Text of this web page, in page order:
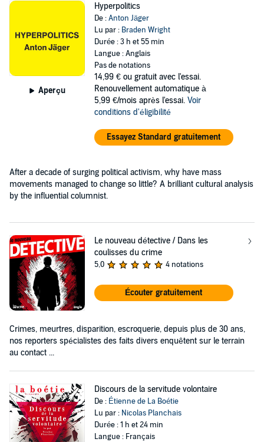
Aperçu
Hyperpolitics
De :Anton Jäger
Lu par : Braden Wright
Durée : 3 h et 55 min
Langue : Anglais
Pas de notations
14,99 € ou gratuit avec l'essai.
Renouvellement automatique à
5,99 €/mois après l'essai. Voir
conditions d'éligibilité
Essayez Standard gratuitement
After a decade of surging political activism, why have mass
movements managed to change so little? A brilliant cultural analysis
by the influential columnist.
Le nouveau détective / Dans les
coulisses du crime
5,0 4 notations
Écouter gratuitement
Crimes, meurtres, disparition, escroquerie, depuis plus de 30 ans,
nos reporters spécialistes des faits divers enquêtent sur le terrain
au contact ...
Discours de la servitude volontaire
De : Étienne de La Boétie
Lu par : Nicolas Planchais
Durée : 1 h et 24 min
Langue : Français